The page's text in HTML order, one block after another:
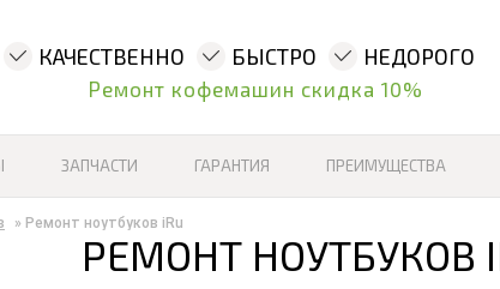
КАЧЕСТВЕННО БЫСТРО НЕДОРОГО
Ремонт кофемашин скидка 10%
ЗАПЧАСТИ ГАРАНТИЯ ПРЕИМУЩЕСТВА
» Ремонт ноутбуков iRu
РЕМОНТ НОУТБУКОВ